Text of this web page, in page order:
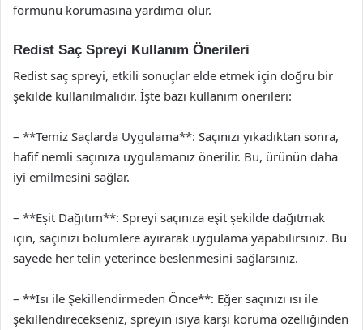
formunu korumasına yardımcı olur.
Redist Saç Spreyi Kullanım Önerileri
Redist saç spreyi, etkili sonuçlar elde etmek için doğru bir
şekilde kullanılmalıdır. İşte bazı kullanım önerileri:
– **Temiz Saçlarda Uygulama**: Saçınızı yıkadıktan sonra,
hafif nemli saçınıza uygulamanız önerilir. Bu, ürünün daha
iyi emilmesini sağlar.
– **Eşit Dağıtım**: Spreyi saçınıza eşit şekilde dağıtmak
için, saçınızı bölümlere ayırarak uygulama yapabilirsiniz. Bu
sayede her telin yeterince beslenmesini sağlarsınız.
– **Isı ile Şekillendirmeden Önce**: Eğer saçınızı ısı ile
şekillendirecekseniz, spreyin ısıya karşı koruma özelliğinden